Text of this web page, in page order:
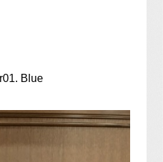
Blue